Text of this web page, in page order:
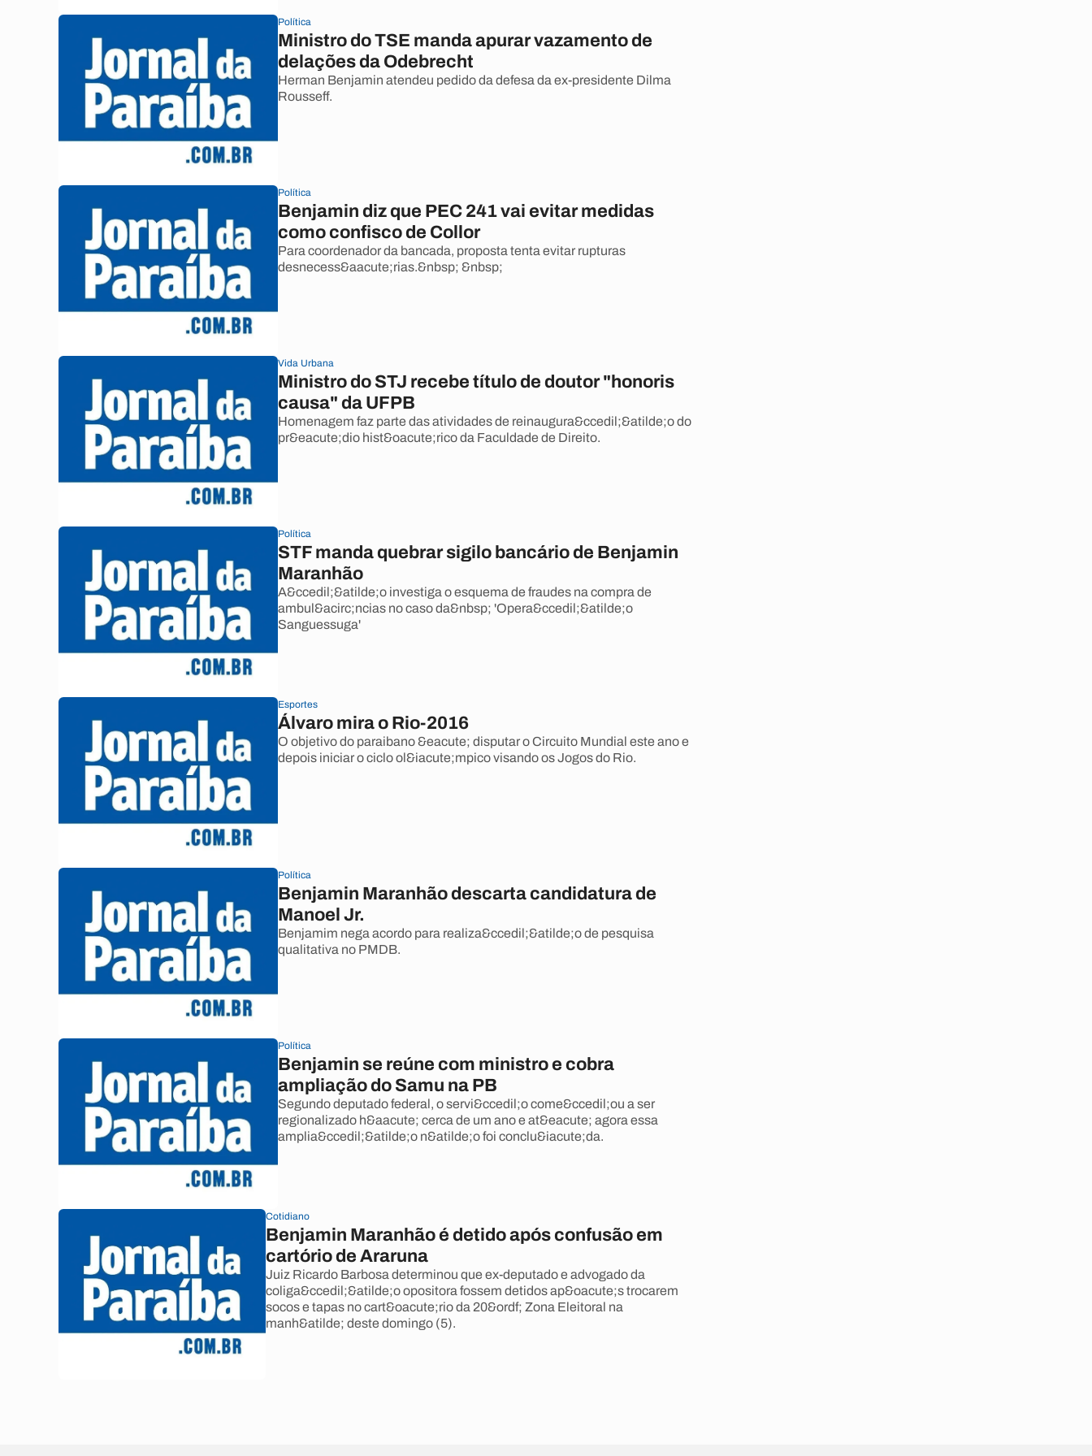
Política
Ministro do TSE manda apurar vazamento de
delações da Odebrecht
Herman Benjamin atendeu pedido da defesa da ex-presidente Dilma
Rousseff.
Política
Benjamin diz que PEC 241 vai evitar medidas
como confisco de Collor
Para coordenador da bancada, proposta tenta evitar rupturas
desnecess&aacute;rias.&nbsp; &nbsp;
Vida Urbana
Ministro do STJ recebe título de doutor "honoris
causa" da UFPB
Homenagem faz parte das atividades de reinaugura&ccedil;&atilde;o do
pr&eacute;dio hist&oacute;rico da Faculdade de Direito.
Política
STF manda quebrar sigilo bancário de Benjamin
Maranhão
A&ccedil;&atilde;o investiga o esquema de fraudes na compra de
ambul&acirc;ncias no caso da&nbsp; 'Opera&ccedil;&atilde;o
Sanguessuga'
Esportes
Álvaro mira o Rio-2016
O objetivo do paraibano &eacute; disputar o Circuito Mundial este ano e
depois iniciar o ciclo ol&iacute;mpico visando os Jogos do Rio.
Política
Benjamin Maranhão descarta candidatura de
Manoel Jr.
Benjamim nega acordo para realiza&ccedil;&atilde;o de pesquisa
qualitativa no PMDB.
Política
Benjamin se reúne com ministro e cobra
ampliação do Samu na PB
Segundo deputado federal, o servi&ccedil;o come&ccedil;ou a ser
regionalizado h&aacute; cerca de um ano e at&eacute; agora essa
amplia&ccedil;&atilde;o n&atilde;o foi conclu&iacute;da.
Cotidiano
Benjamin Maranhão é detido após confusão em
cartório de Araruna
Juiz Ricardo Barbosa determinou que ex-deputado e advogado da
coliga&ccedil;&atilde;o opositora fossem detidos ap&oacute;s trocarem
socos e tapas no cart&oacute;rio da 20&ordf; Zona Eleitoral na
manh&atilde; deste domingo (5).